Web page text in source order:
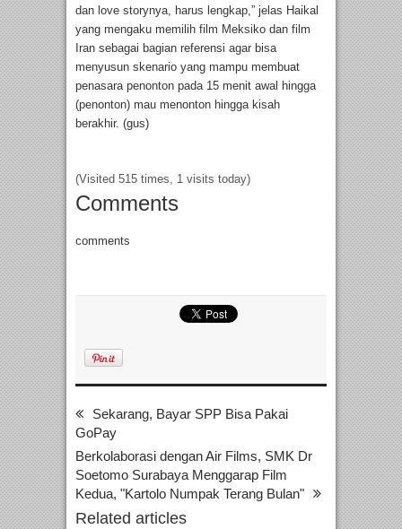
dan love storynya, harus lengkap,” jelas Haikal
yang mengaku memilih film Meksiko dan film
Iran sebagai bagian referensi agar bisa
menyusun skenario yang mampu membuat
penasara penonton pada 15 menit awal hingga
(penonton) mau menonton hingga kisah
berakhir. (gus)
(Visited 515 times, 1 visits today)
Comments
comments
Sekarang, Bayar SPP Bisa Pakai
GoPay
Berkolaborasi dengan Air Films, SMK Dr
Soetomo Surabaya Menggarap Film
Kedua, "Kartolo Numpak Terang Bulan"
Related articles